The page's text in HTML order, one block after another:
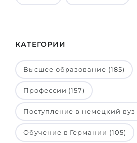
КАТЕГОРИИ
Высшее образование (185)
Профессии (157)
Поступление в немецкий вуз
Обучение в Германии (105)